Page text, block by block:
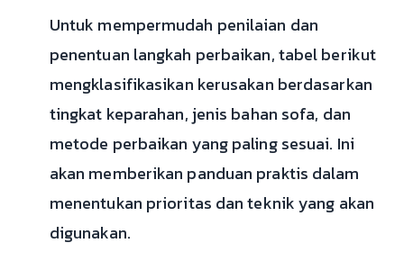
Untuk mempermudah penilaian dan
penentuan langkah perbaikan, tabel berikut
mengklasifikasikan kerusakan berdasarkan
tingkat keparahan, jenis bahan sofa, dan
metode perbaikan yang paling sesuai. Ini
akan memberikan panduan praktis dalam
menentukan prioritas dan teknik yang akan
digunakan.